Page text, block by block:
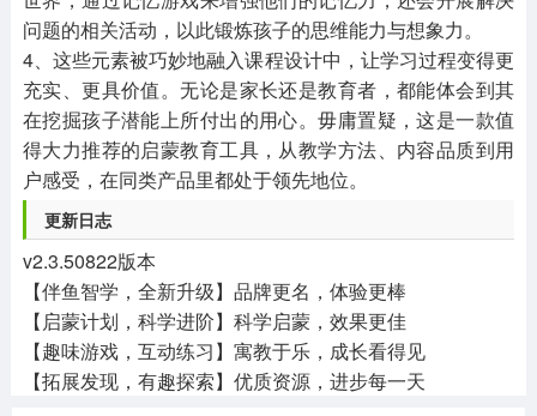
问题的相关活动，以此锻炼孩子的思维能力与想象力。
4、这些元素被巧妙地融入课程设计中，让学习过程变得更
充实、更具价值。无论是家长还是教育者，都能体会到其
在挖掘孩子潜能上所付出的用心。毋庸置疑，这是一款值
得大力推荐的启蒙教育工具，从教学方法、内容品质到用
户感受，在同类产品里都处于领先地位。
更新日志
v2.3.50822版本
【伴鱼智学，全新升级】品牌更名，体验更棒
【启蒙计划，科学进阶】科学启蒙，效果更佳
【趣味游戏，互动练习】寓教于乐，成长看得见
【拓展发现，有趣探索】优质资源，进步每一天